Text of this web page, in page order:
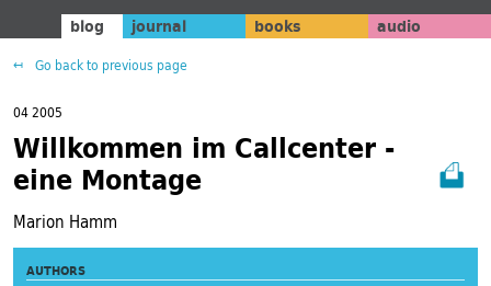
blog journal books audio
Go back to previous page
04 2005
Willkommen im Callcenter -
eine Montage
Marion Hamm
AUTHORS